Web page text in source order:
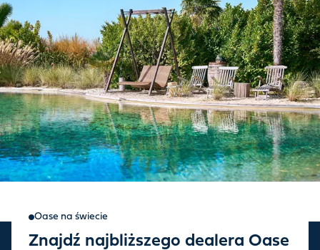
Oase na świecie
Znajdź najbliższego dealera Oase